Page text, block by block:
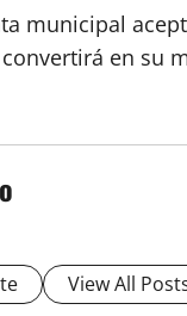
municipal
en su
View All